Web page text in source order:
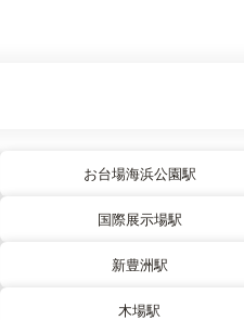
お台場海浜公園駅
国際展示場駅
新豊洲駅
木場駅